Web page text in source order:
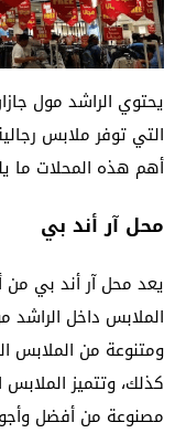
يحتوي الراشد مول
التي توفر ملابس
أهم هذه المحلات ما
محل آر أند بي
يعد محل آر أند بي
الملابس داخل الراشد
ومتنوعة من الملابس
كذلك، وتتميز الملابس
مصنوعة من أفضل